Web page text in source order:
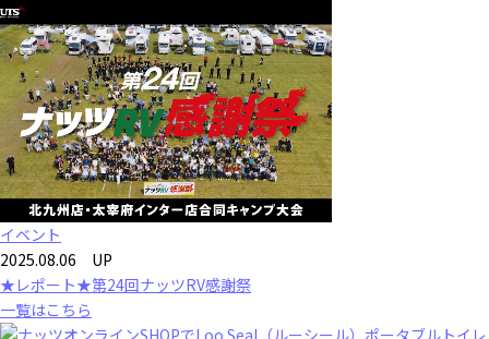
イベント
2025.08.06 UP
★レポート★第24回ナッツRV感謝祭
一覧はこちら